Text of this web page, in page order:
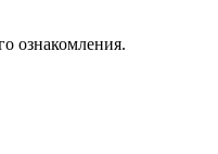
ознакомления.